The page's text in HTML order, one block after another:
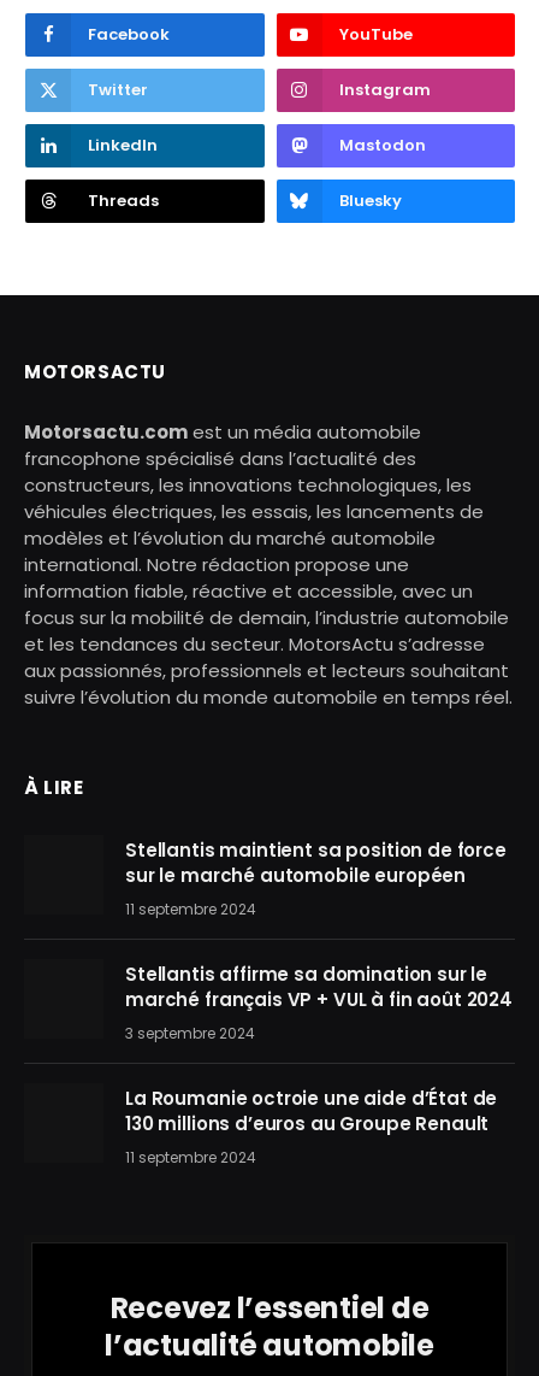
Facebook YouTube
Twitter Instagram
LinkedIn Mastodon
Threads Bluesky
MOTORSACTU
Motorsactu.comest un média automobile
francophone spécialisé dans l’actualité des
constructeurs, les innovations technologiques, les
véhicules électriques, les essais, les lancements de
modèles et l’évolution du marché automobile
international. Notre rédaction propose une
information fiable, réactive et accessible, avec un
focus sur la mobilité de demain, l’industrie automobile
et les tendances du secteur. MotorsActu s’adresse
aux passionnés, professionnels et lecteurs souhaitant
suivre l’évolution du monde automobile en temps réel.
À LIRE
Stellantis maintient sa position de force
sur le marché automobile européen
11 septembre 2024
Stellantis affirme sa domination sur le
marché français VP + VUL à fin août 2024
3 septembre 2024
La Roumanie octroie une aide d’État de
130 millions d’euros au Groupe Renault
11 septembre 2024
Recevez l’essentiel de
l’actualité automobile